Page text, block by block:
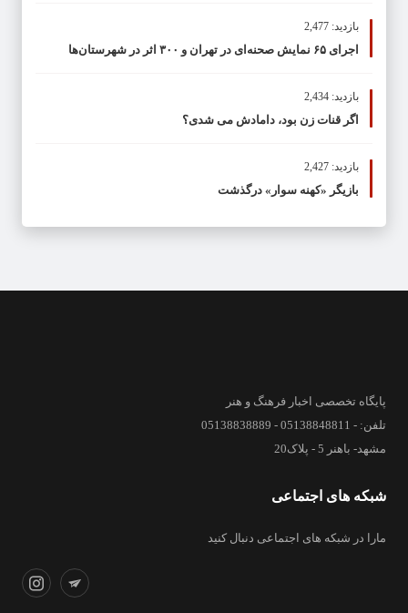
بازدید: 2,477
اجرای ۶۵ نمایش صحنه‌ای در تهران و ۳۰۰ اثر در شهرستان‌ها
بازدید: 2,434
اگر قنات زن بود، دامادش می شدی؟
بازدید: 2,427
بازیگر «کهنه سوار» درگذشت
پایگاه تخصصی اخبار فرهنگ و هنر
تلفن: - 05138848811 - 05138838889
مشهد- باهنر 5 - پلاک20
شبکه های اجتماعی
مارا در شبکه های اجتماعی دنبال کنید